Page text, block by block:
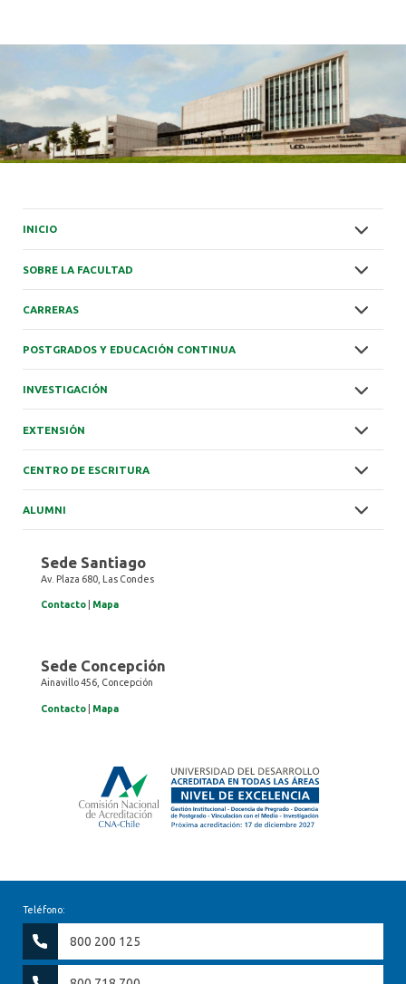
INICIO
SOBRE LA FACULTAD
CARRERAS
POSTGRADOS Y EDUCACIÓN CONTINUA
INVESTIGACIÓN
EXTENSIÓN
CENTRO DE ESCRITURA
ALUMNI
Sede Santiago
Av. Plaza 680, Las Condes
Contacto Mapa
Sede Concepción
Ainavillo 456, Concepción
Contacto Mapa
Teléfono:
800 200 125